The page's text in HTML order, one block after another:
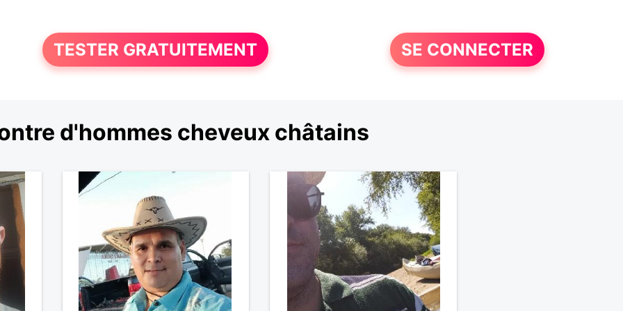
TESTER GRATUITEMENT SE CONNECTER
d'hommes cheveux châtains